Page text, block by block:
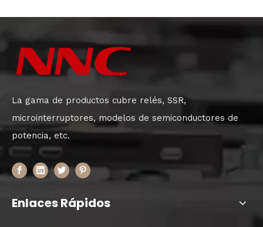
La gama de productos cubre relés, SSR,
microinterruptores, modelos de semiconductores de
potencia, etc.
Enlaces Rápidos